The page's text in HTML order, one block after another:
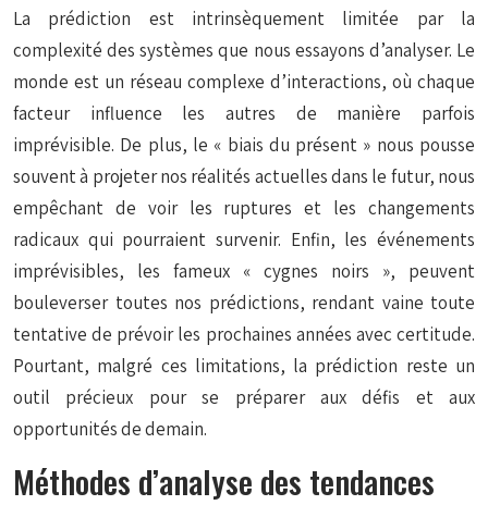
La prédiction est intrinsèquement limitée par la
complexité des systèmes que nous essayons d’analyser. Le
monde est un réseau complexe d’interactions, où chaque
facteur influence les autres de manière parfois
imprévisible. De plus, le « biais du présent » nous pousse
souvent à projeter nos réalités actuelles dans le futur, nous
empêchant de voir les ruptures et les changements
radicaux qui pourraient survenir. Enfin, les événements
imprévisibles, les fameux « cygnes noirs », peuvent
bouleverser toutes nos prédictions, rendant vaine toute
tentative de prévoir les prochaines années avec certitude.
Pourtant, malgré ces limitations, la prédiction reste un
outil précieux pour se préparer aux défis et aux
opportunités de demain.
Méthodes d’analyse des tendances